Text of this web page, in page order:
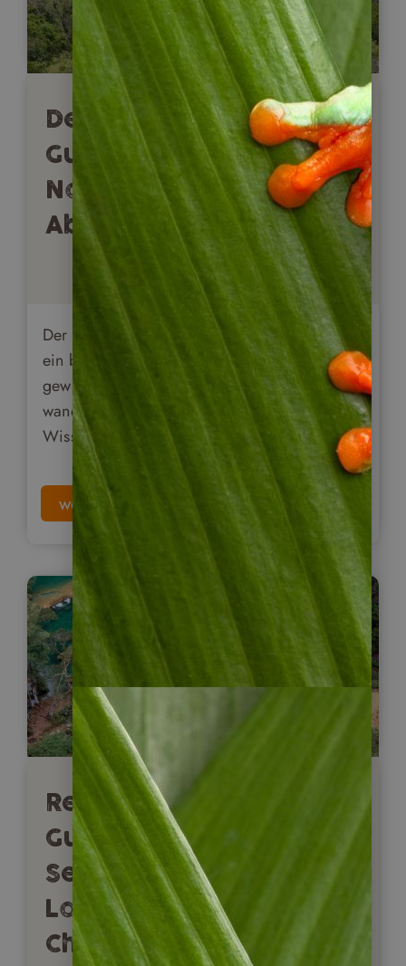
Der Maya Trek in
Guatemala: 3 Tage
Natur, Kultur und
Abenteuer
Der Maya Trek in Guatemala ist mittlerweile
ein beliebtes Reiseziel für viele Touristen
geworden, die auf den Spuren der Maya
wandeln möchten. Lesen Sie hier alles
Wissenswerte rund um den Maya Trek!
weiterlesen
Reisebericht
Guatemala: Atitlan
See, Grotten von
Lanquin & Semuc
Champey